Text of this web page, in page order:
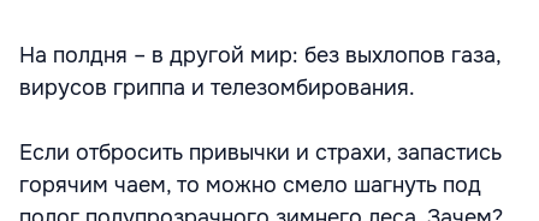
На полдня – в другой мир: без выхлопов газа,
вирусов гриппа и телезомбирования.
Если отбросить привычки и страхи, запастись
горячим чаем, то можно смело шагнуть под